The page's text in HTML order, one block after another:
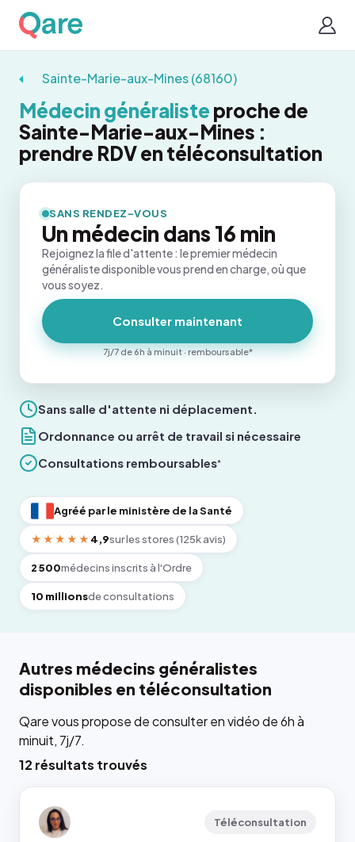
Sainte-Marie-aux-Mines (68160)
Médecin généraliste proche de
Sainte-Marie-aux-Mines :
prendre RDV en téléconsultation
Sans salle d'attente ni déplacement.
Ordonnance ou arrêt de travail si nécessaire
Consultations remboursables*
Agréé par le ministère de la Santé
★★★★★ 4,9sur les stores (125k avis)
2 500médecins inscrits à l'Ordre
10 millionsde consultations
SANS RENDEZ-VOUS
Un médecin dans 16 min
Rejoignez la file d'attente : le premier médecin
généraliste disponible vous prend en charge, où que
vous soyez.
Consulter maintenant
7j/7 de 6h à minuit · remboursable*
Autres médecins généralistes
disponibles en téléconsultation
Qare vous propose de consulter en vidéo de 6h à
minuit, 7j/7.
12 résultats trouvés
Téléconsultation